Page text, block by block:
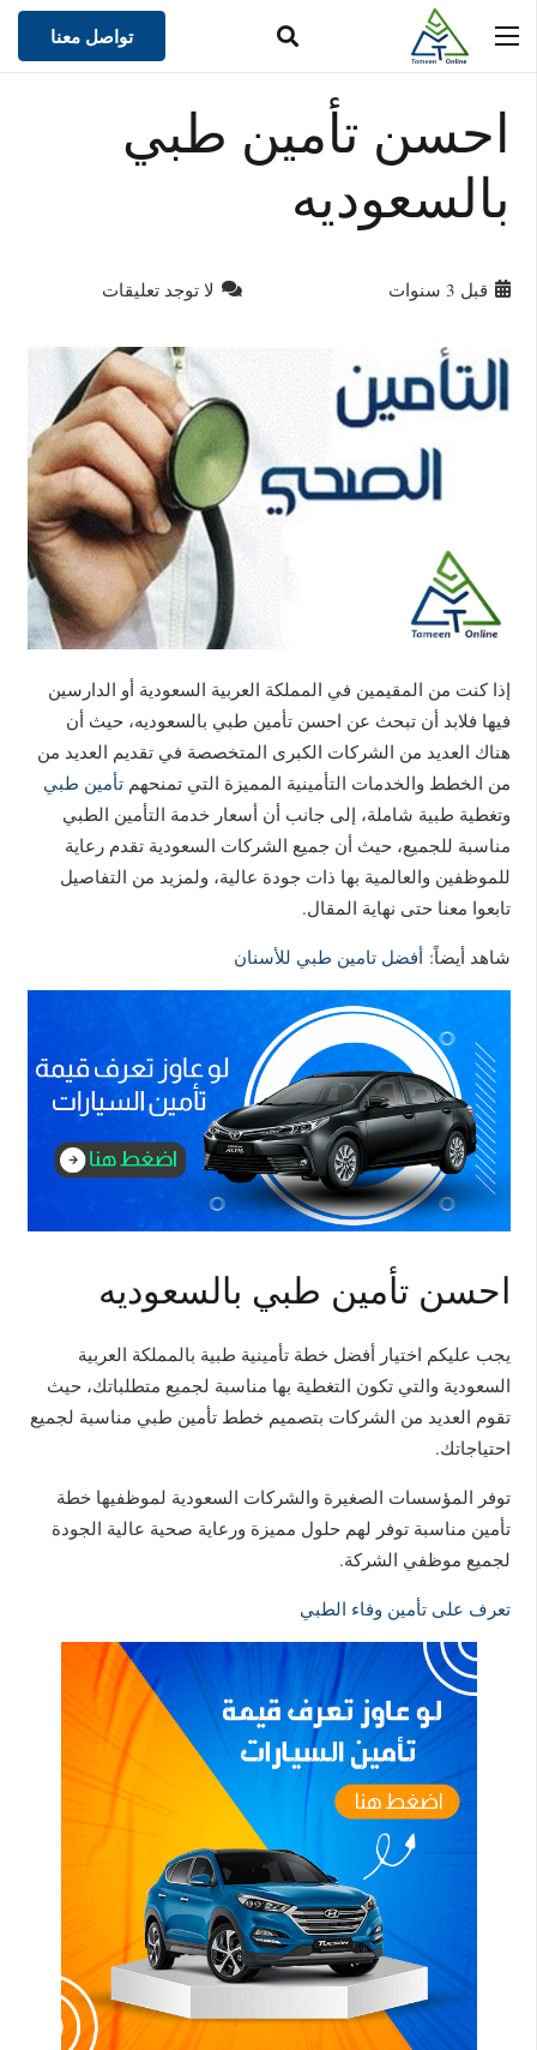
تواصل معنا
احسن تأمين طبي
بالسعوديه
قبل 3 سنوات لا توجد تعليقات
إذا كنت من المقيمين في المملكة العربية السعودية أو الدارسين
فيها فلابد أن تبحث عن احسن تأمين طبي بالسعوديه، حيث أن
هناك العديد من الشركات الكبرى المتخصصة في تقديم العديد من
من الخطط والخدمات التأمينية المميزة التي تمنحهمتأمين طبي
وتغطية طبية شاملة، إلى جانب أن أسعار خدمة التأمين الطبي
مناسبة للجميع، حيث أن جميع الشركات السعودية تقدم رعاية
للموظفين والعالمية بها ذات جودة عالية، ولمزيد من التفاصيل
تابعوا معنا حتى نهاية المقال.
شاهد أيضاً:أفضل تامين طبي للأسنان
احسن تأمين طبي بالسعوديه
يجب عليكم اختيار أفضل خطة تأمينية طبية بالمملكة العربية
السعودية والتي تكون التغطية بها مناسبة لجميع متطلباتك، حيث
تقوم العديد من الشركات بتصميم خطط تأمين طبي مناسبة لجميع
احتياجاتك.
توفر المؤسسات الصغيرة والشركات السعودية لموظفيها خطة
تأمين مناسبة توفر لهم حلول مميزة ورعاية صحية عالية الجودة
لجميع موظفي الشركة.
تعرف على تأمين وفاء الطبي